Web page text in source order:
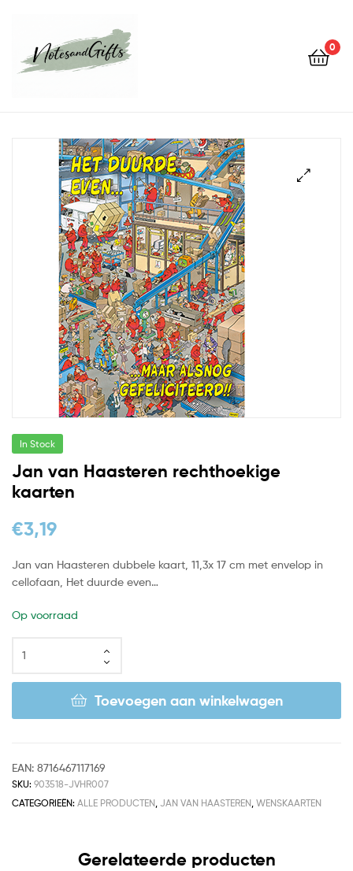
0
In Stock
Jan van Haasteren rechthoekige
kaarten
€3,19
Jan van Haasteren dubbele kaart, 11,3x 17 cm met envelop in
cellofaan, Het duurde even…
Op voorraad
Toevoegen aan winkelwagen
EAN: 8716467117169
SKU: 903518-JVHR007
CATEGORIEËN: ALLE PRODUCTEN JAN VAN HAASTEREN WENSKAARTEN
Gerelateerde producten